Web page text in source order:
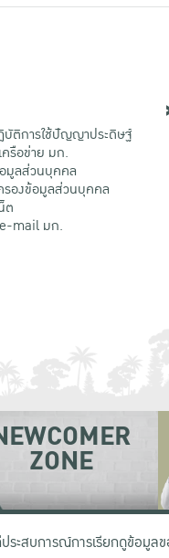
บัติการใช้ปัญญาประดิษฐ์
ครือข่าย มก.
มูลส่วนบุคคล
องข้อมูลส่วนบุคคล
ต
mail มก.
ZONE
กรุงเทพฯ 10900โทรศัพท์
ระสบการณ์การเรียกดูข้อ